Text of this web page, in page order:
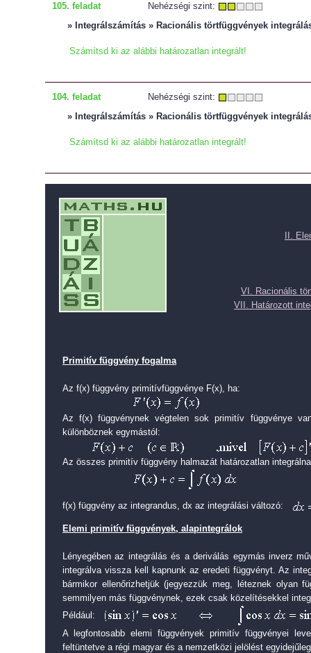
105. feladat
Nehézségi szint:
» Integrálszámítás » Racionális törtfüggvények
Számítsd ki az alábbi határozatlan integrált!
104. feladat
Nehézségi szint:
» Integrálszámítás » Racionális törtfüggvények
Számítsd ki az alábbi határozatlan integrált!
II.
VI. Racionális
VII. Határozott
Primitív függvény fogalma
Az f(x) függvény primitívfüggvénye F(x), ha:
Az f(x) függvénynek végtelen sok primitív függvénye
különböznek egymástól:
Az összes primitív függvény halmazát határozatlan
f(x) függvény az integrandus, dx az integrálási változó:
Elemi primitív függvények, alapintegrálok
Lényegében az integrálás és a deriválás egymás inverz
integrálva vissza kell kapnunk az eredeti függvényt. Az
bármikor ellenőrizhetjük (jegyezzük meg, léteznek olyan
semmilyen más függvénynek, ezek csak közelítésekkel
Például:
A legfontosabb elemi függvények primitív függvényei
feltüntetve a régi magyar és a nemzetközi jelölést